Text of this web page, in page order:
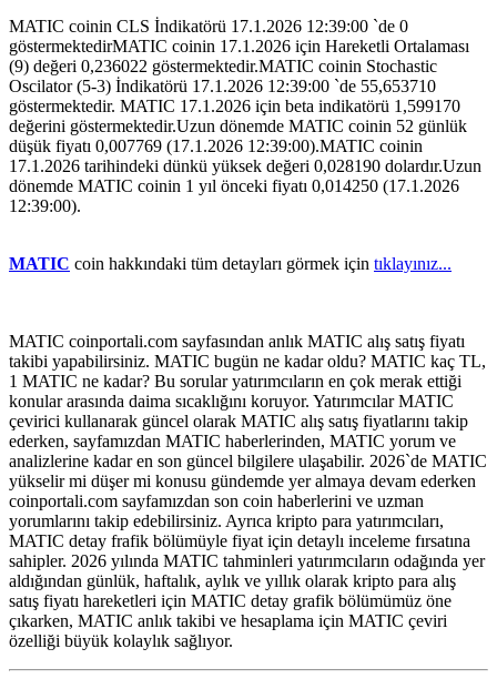
MATIC coinin CLS İndikatörü 17.1.2026 12:39:00 `de 0
göstermektedirMATIC coinin 17.1.2026 için Hareketli Ortalaması
(9) değeri 0,236022 göstermektedir.MATIC coinin Stochastic
Oscilator (5-3) İndikatörü 17.1.2026 12:39:00 `de 55,653710
göstermektedir. MATIC 17.1.2026 için beta indikatörü 1,599170
değerini göstermektedir.Uzun dönemde MATIC coinin 52 günlük
düşük fiyatı 0,007769 (17.1.2026 12:39:00).MATIC coinin
17.1.2026 tarihindeki dünkü yüksek değeri 0,028190 dolardır.Uzun
dönemde MATIC coinin 1 yıl önceki fiyatı 0,014250 (17.1.2026
12:39:00).
MATIC coin hakkındaki tüm detayları görmek için tıklayınız...
MATIC coinportali.com sayfasından anlık MATIC alış satış fiyatı
takibi yapabilirsiniz. MATIC bugün ne kadar oldu? MATIC kaç TL,
1 MATIC ne kadar? Bu sorular yatırımcıların en çok merak ettiği
konular arasında daima sıcaklığını koruyor. Yatırımcılar MATIC
çevirici kullanarak güncel olarak MATIC alış satış fiyatlarını takip
ederken, sayfamızdan MATIC haberlerinden, MATIC yorum ve
analizlerine kadar en son güncel bilgilere ulaşabilir. 2026`de MATIC
yükselir mi düşer mi konusu gündemde yer almaya devam ederken
coinportali.com sayfamızdan son coin haberlerini ve uzman
yorumlarını takip edebilirsiniz. Ayrıca kripto para yatırımcıları,
MATIC detay frafik bölümüyle fiyat için detaylı inceleme fırsatına
sahipler. 2026 yılında MATIC tahminleri yatırımcıların odağında yer
aldığından günlük, haftalık, aylık ve yıllık olarak kripto para alış
satış fiyatı hareketleri için MATIC detay grafik bölümümüz öne
çıkarken, MATIC anlık takibi ve hesaplama için MATIC çeviri
özelliği büyük kolaylık sağlıyor.